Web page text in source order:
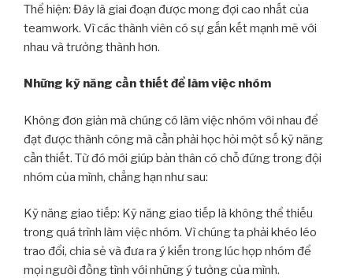
Thể hiện: Đây là giai đoạn được mong đợi cao nhất của
teamwork. Vì các thành viên có sự gắn kết mạnh mẽ với
nhau và trưởng thành hơn.
Những kỹ năng cần thiết để làm việc nhóm
Không đơn giản mà chúng có làm việc nhóm với nhau để
đạt được thành công mà cần phải học hỏi một số kỹ năng
cần thiết. Từ đó mới giúp bản thân có chỗ đứng trong đội
nhóm của mình, chẳng hạn như sau:
Kỹ năng giao tiếp: Kỹ năng giao tiếp là không thể thiếu
trong quá trình làm việc nhóm. Vì chúng ta phải khéo léo
trao đổi, chia sẻ và đưa ra ý kiến trong lúc họp nhóm để
mọi người đồng tình với những ý tưởng của mình.